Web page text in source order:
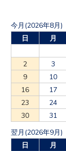
今月(2026年8月)
日
月
2
3
9
10
16
17
23
24
30
31
翌月(2026年9月)
日
月